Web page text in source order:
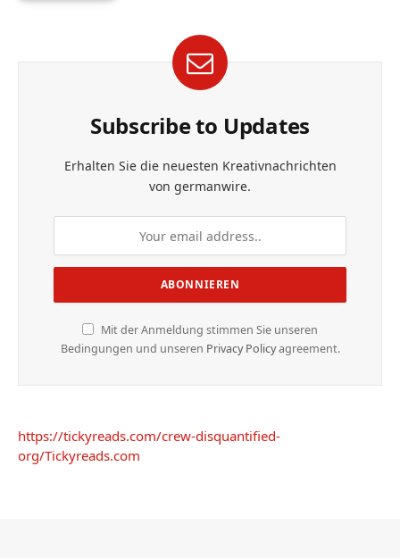
Subscribe to Updates
Erhalten Sie die neuesten Kreativnachrichten
von germanwire.
Mit der Anmeldung stimmen Sie unseren
Bedingungen und unseren Privacy Policyagreement.
https://tickyreads.com/crew-disquantified-
org/Tickyreads.com